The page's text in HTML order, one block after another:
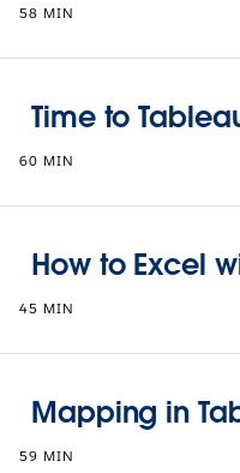
58 MIN
Time to
60 MIN
How to Excel
45 MIN
Mapping in
59 MIN